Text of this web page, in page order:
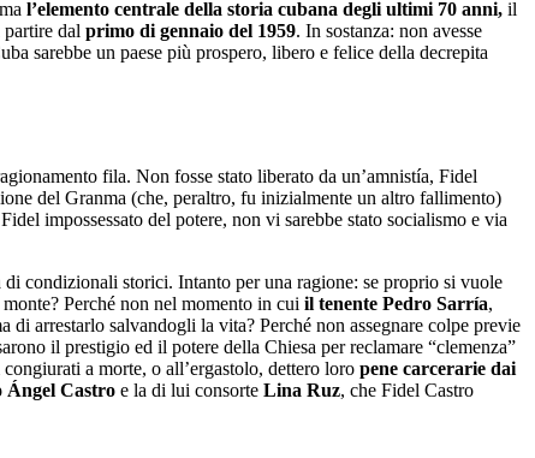
l’elemento centrale della storia cubana degli ultimi 70 anni, il
partire dal primo di gennaio del 1959. In sostanza: non avesse
sarebbe un paese più prospero, libero e felice della decrepita
fila. Non fosse stato liberato da un’amnistía, Fidel
del Granma (che, peraltro, fu inizialmente un altro fallimento)
impossessato del potere, non vi sarebbe stato socialismo e via
di condizionali storici. Intanto per una ragione: se proprio si vuole
Perché non nel momento in cui il tenente Pedro Sarría,
di arrestarlo salvandogli la vita? Perché non assegnare colpe previe
il prestigio ed il potere della Chiesa per reclamare “clemenza”
a morte, o all’ergastolo, dettero loro pene carcerarie dai
Ángel Castro e la di lui consorte Lina Ruz, che Fidel Castro